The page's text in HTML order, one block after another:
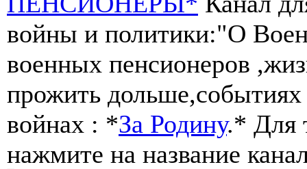
войны и политики:"О
военных пенсионеров
прожить
войнах : *За Родину.* Для
нажмите на название